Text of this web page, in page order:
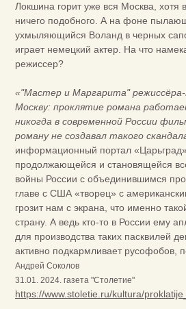
Локшина горит уже вся Москва, хотя
ничего подобного. А на фоне
ухмыляющийся Воланд в черных
играет немецкий актер. На что
режиссер?
«"Мастер и Маргарита"
Москву: проклятие романа
никогда в современной России
роману не создавал такого
информационный портал
продолжающейся и становящейся
войны России с объединившимся
главе с США «творец» с
грозит нам с экрана, что именно
страну. А ведь кто-то в России ему
для производства таких пасквилей
активно подкармливает русофобов,
Андрей Соколов
31.01. 2024. газета "Столетие"
https://www.stoletie.ru/kultura/